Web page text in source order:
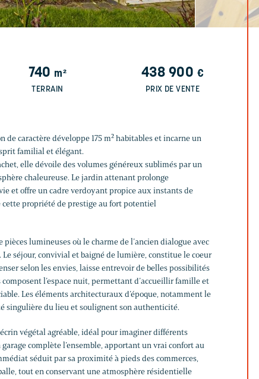
740 m²
TERRAIN
438 900 €
PRIX DE VENTE
de caractère développe 175 m² habitables et incarne un
familial et élégant.
elle dévoile des volumes généreux sublimés par un
chaleureuse. Le jardin attenant prolonge
et offre un cadre verdoyant propice aux instants de
propriété de prestige au fort potentiel
pièces lumineuses où le charme de l’ancien dialogue avec
séjour, convivial et baigné de lumière, constitue le coeur
selon les envies, laisse entrevoir de belles possibilités
l’espace nuit, permettant d’accueillir famille et
Les éléments architecturaux d’époque, notamment le
singulière du lieu et soulignent son authenticité.
végétal agréable, idéal pour imaginer différents
complète l’ensemble, apportant un vrai confort au
séduit par sa proximité à pieds des commerces,
tout en conservant une atmosphère résidentielle